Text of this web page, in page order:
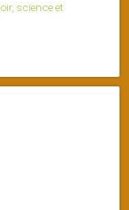
science et